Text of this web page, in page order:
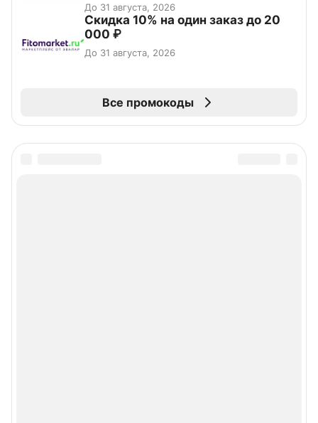
До 31 августа, 2026
Скидка 10% на один заказ до 20
000 ₽
До 31 августа, 2026
Все промокоды